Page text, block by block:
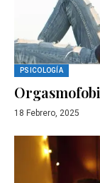
PSICOLOGÍA
18 Febrero, 2025